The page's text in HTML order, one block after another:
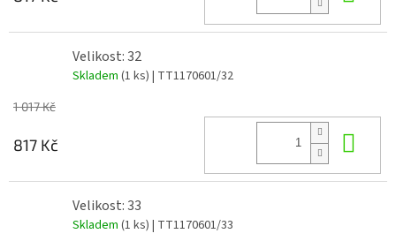
Velikost: 32
Skladem (1 ks) | TT1170601/32
1 017 Kč
817 Kč
Velikost: 33
Skladem (1 ks) | TT1170601/33